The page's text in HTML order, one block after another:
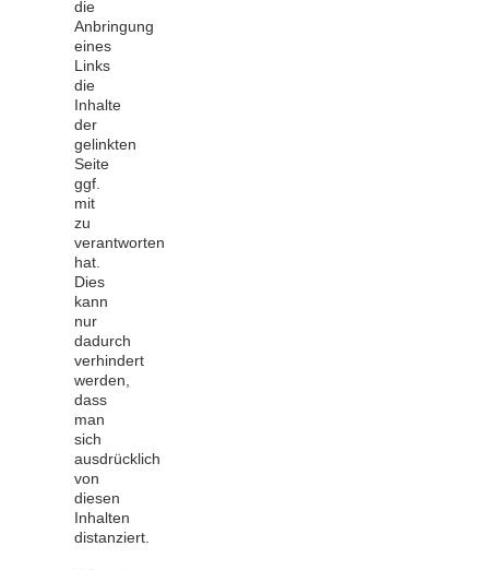
die
Anbringung
eines
Links
die
Inhalte
der
gelinkten
Seite
ggf.‭
‬mit
zu
verantworten
hat.‭
‬Dies
kann
nur
dadurch
verhindert
werden,‭
‬dass
man
sich
ausdrücklich
von
diesen
Inhalten
distanziert.